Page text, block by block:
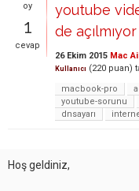
oy
1
cevap
youtube
de
26 Ekim 2015 Mac
Kullanıcı (220 puan)
macbook-pro
youtube-sorunu
dnsayarı
Hoş geldiniz,